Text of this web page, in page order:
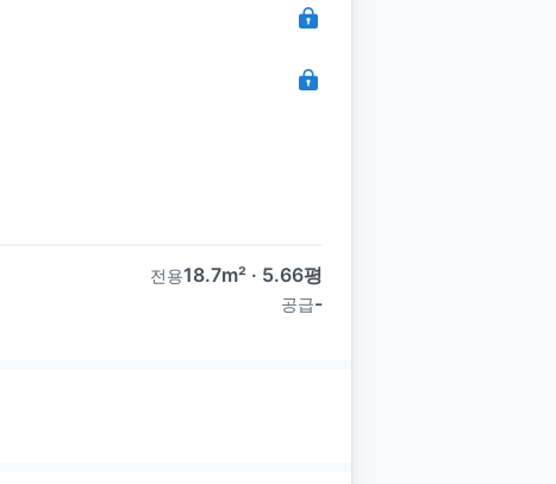
전용18.7m² · 5.66평
공급-